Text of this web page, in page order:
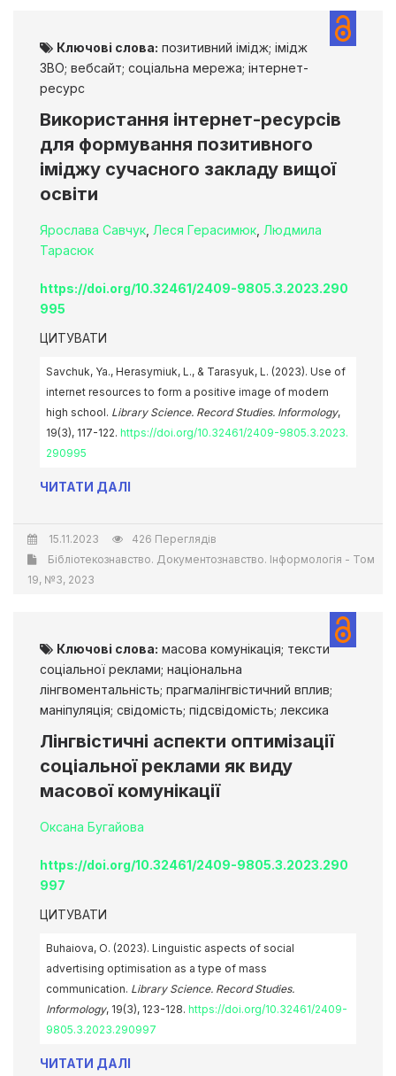
Ключові слова: позитивний імідж; імідж
ЗВО; вебсайт; соціальна мережа; інтернет-
ресурс
Використання інтернет-ресурсів
для формування позитивного
іміджу сучасного закладу вищої
освіти
Ярослава Савчук Леся Герасимюк Людмила
Тарасюк
https://doi.org/10.32461/2409-9805.3.2023.290
995
ЦИТУВАТИ
Savchuk, Ya., Herasymiuk, L., & Tarasyuk, L. (2023). Use of
internet resources to form a positive image of modern
high school. Library Science. Record Studies. Informology,
19(3), 117-122. https://doi.org/10.32461/2409-9805.3.2023.
290995
ЧИТАТИ ДАЛІ
15.11.2023
426 Переглядів
Бібліотекознавство. Документознавство. Інформологія - Том
19, №3, 2023
Ключові слова: масова комунікація; тексти
соціальної реклами; національна
лінгвоментальність; прагмалінгвістичний вплив;
маніпуляція; свідомість; підсвідомість; лексика
Лінгвістичні аспекти оптимізації
соціальної реклами як виду
масової комунікації
Оксана Бугайова
https://doi.org/10.32461/2409-9805.3.2023.290
997
ЦИТУВАТИ
Buhaiova, О. (2023). Linguistic aspects of social
advertising optimisation as a type of mass
communication. Library Science. Record Studies.
Informology, 19(3), 123-128. https://doi.org/10.32461/2409-
9805.3.2023.290997
ЧИТАТИ ДАЛІ